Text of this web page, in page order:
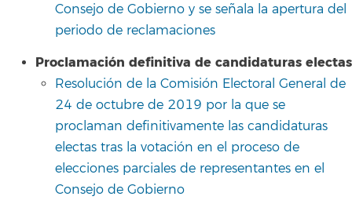
Consejo de Gobierno y se señala la apertura del
periodo de reclamaciones
Proclamación definitiva de candidaturas electas
Resolución de la Comisión Electoral General de
24 de octubre de 2019 por la que se
proclaman definitivamente las candidaturas
electas tras la votación en el proceso de
elecciones parciales de representantes en el
Consejo de Gobierno